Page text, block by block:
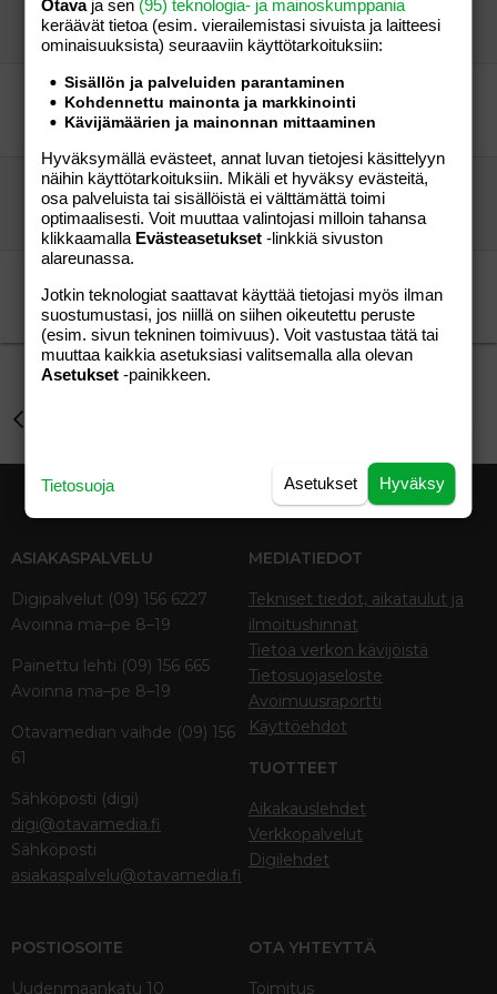
äippä1987
Perhe-elämä
1
Perhe-elämä
10.06.2011
hannuska81
Vihtiläiset pienten vauvojen äidit !!!!!
mokjiuy Perhe-elämä
3
Perhe-elämä
17.03.2008
xmas baby
Ystäviä? :)
Ina-83
Perhe-elämä
1
Perhe-elämä
28.05.2004
heltsu
Ina-83 Perhe-elämä
8
Perhe-elämä
02.06.2004
outi04
ASIAKASPALVELU
Digipalvelut (09) 156 6227
Avoinna ma–pe 8–19
Painettu lehti (09) 156 665
Avoinna ma–pe 8–19
Otavamedian vaihde (09) 156
61
Sähköposti (digi)
digi@otavamedia.fi
Sähköposti
asiakaspalvelu@otavamedia.fi
MEDIATIEDOT
Tekniset tiedot, aikataulut ja
ilmoitushinnat
Tietoa verkon kävijöistä
Tietosuojaseloste
Avoimuusraportti
Käyttöehdot
TUOTTEET
Aikakauslehdet
Verkkopalvelut
Digilehdet
POSTIOSOITE
Uudenmaankatu 10
OTA YHTEYTTÄ
Toimitus
Otavaja sen (95) teknologia- ja mainoskumppania
keräävät tietoa (esim. vierailemis­tasi sivuista ja laitteesi
ominaisuuk­sista) seuraaviin käyttötarkoituksiin:
Sisällön ja palveluiden parantaminen
Kohdennettu mainonta ja markkinointi
Kävijämäärien ja mainonnan mittaaminen
Hyväksymällä evästeet, annat luvan tietojesi käsittelyyn
näihin käyttötarkoituksiin. Mikäli et hyväksy evästeitä,
osa palveluista tai sisällöistä ei välttämättä toimi
optimaalisesti. Voit muuttaa valintojasi milloin tahansa
klikkaamalla Evästeasetukset -linkkiä sivuston
alareunassa.
Jotkin teknologiat saattavat käyttää tietojasi myös ilman
suostumustasi, jos niillä on siihen oikeutettu peruste
(esim. sivun tekninen toimivuus). Voit vastustaa tätä tai
muuttaa kaikkia asetuksiasi valitsemalla alla olevan
Asetukset -painikkeen.
Hyväksy
Asetukset
Tietosuoja